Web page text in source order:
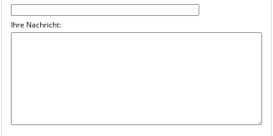
Ihre Nachricht: